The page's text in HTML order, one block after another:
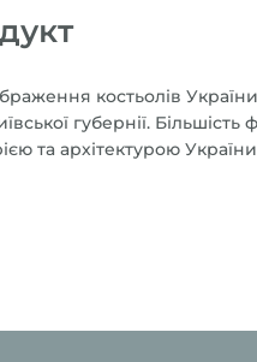
костьолів
губернії.
та архітектурою